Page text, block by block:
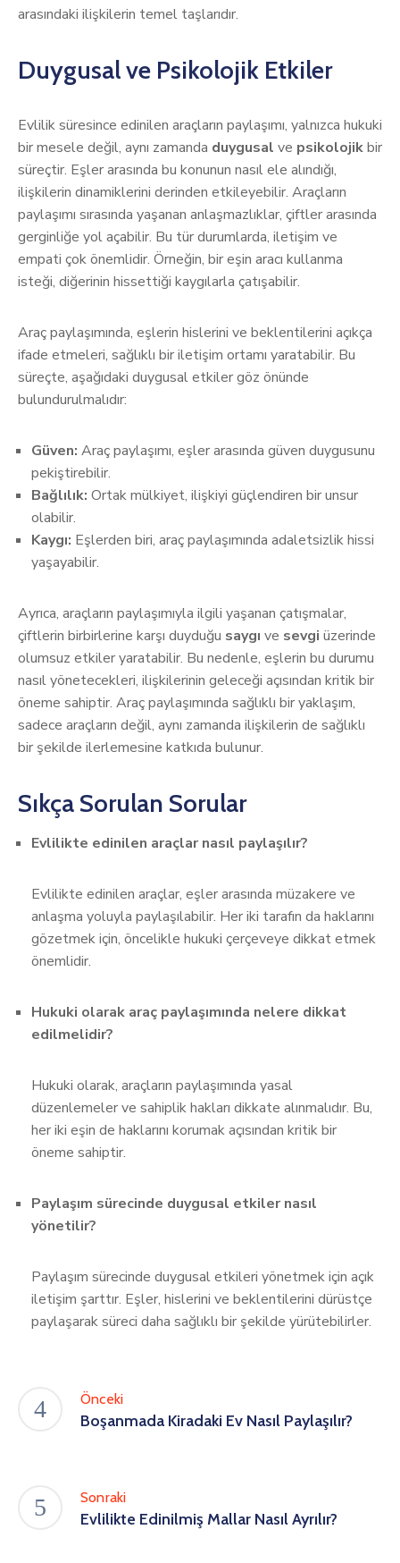
arasındaki ilişkilerin temel taşlarıdır.
Duygusal ve Psikolojik Etkiler
Evlilik süresince edinilen araçların paylaşımı, yalnızca hukuki
bir mesele değil, aynı zamanda duygusal ve psikolojikbir
süreçtir. Eşler arasında bu konunun nasıl ele alındığı,
ilişkilerin dinamiklerini derinden etkileyebilir. Araçların
paylaşımı sırasında yaşanan anlaşmazlıklar, çiftler arasında
gerginliğe yol açabilir. Bu tür durumlarda, iletişim ve
empati çok önemlidir. Örneğin, bir eşin aracı kullanma
isteği, diğerinin hissettiği kaygılarla çatışabilir.
Araç paylaşımında, eşlerin hislerini ve beklentilerini açıkça
ifade etmeleri, sağlıklı bir iletişim ortamı yaratabilir. Bu
süreçte, aşağıdaki duygusal etkiler göz önünde
bulundurulmalıdır:
Güven: Araç paylaşımı, eşler arasında güven duygusunu
pekiştirebilir.
Bağlılık: Ortak mülkiyet, ilişkiyi güçlendiren bir unsur
olabilir.
Kaygı: Eşlerden biri, araç paylaşımında adaletsizlik hissi
yaşayabilir.
Ayrıca, araçların paylaşımıyla ilgili yaşanan çatışmalar,
çiftlerin birbirlerine karşı duyduğu saygı ve sevgi üzerinde
olumsuz etkiler yaratabilir. Bu nedenle, eşlerin bu durumu
nasıl yönetecekleri, ilişkilerinin geleceği açısından kritik bir
öneme sahiptir. Araç paylaşımında sağlıklı bir yaklaşım,
sadece araçların değil, aynı zamanda ilişkilerin de sağlıklı
bir şekilde ilerlemesine katkıda bulunur.
Sıkça Sorulan Sorular
Evlilikte edinilen araçlar nasıl paylaşılır?
Evlilikte edinilen araçlar, eşler arasında müzakere ve
anlaşma yoluyla paylaşılabilir. Her iki tarafın da haklarını
gözetmek için, öncelikle hukuki çerçeveye dikkat etmek
önemlidir.
Hukuki olarak araç paylaşımında nelere dikkat
edilmelidir?
Hukuki olarak, araçların paylaşımında yasal
düzenlemeler ve sahiplik hakları dikkate alınmalıdır. Bu,
her iki eşin de haklarını korumak açısından kritik bir
öneme sahiptir.
Paylaşım sürecinde duygusal etkiler nasıl
yönetilir?
Paylaşım sürecinde duygusal etkileri yönetmek için açık
iletişim şarttır. Eşler, hislerini ve beklentilerini dürüstçe
paylaşarak süreci daha sağlıklı bir şekilde yürütebilirler.
Önceki
Boşanmada Kiradaki Ev Nasıl Paylaşılır?
Sonraki
Evlilikte Edinilmiş Mallar Nasıl Ayrılır?